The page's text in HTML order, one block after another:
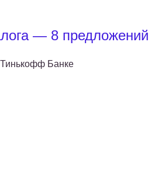
— 8 предложений
Банке